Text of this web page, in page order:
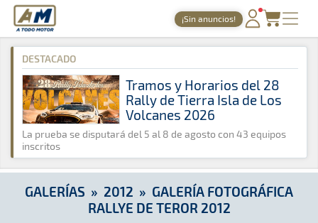
A Todo Motor · Revista del motor desde 1999
¡Sin anuncios!
PORTADA
TIEMPOS ONLINE
NOTICIAS
AGENDA
GALERÍAS
TIENDA
A Todo Motor » Galerías » 2012 » Galería Fotográfica Rallye
DESTACADO
Tramos y Horarios del 28
Rally de Tierra Isla de Los
Volcanes 2026
La prueba se disputará del 5 al 8 de agosto con 43 equipos
inscritos
GALERÍAS » 2012 » GALERÍA FOTOGRÁFICA
RALLYE DE TEROR 2012